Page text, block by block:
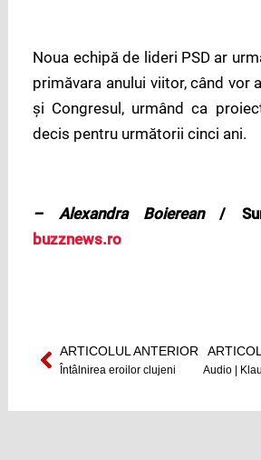
Noua echipă de lideri PSD ar
primăvara anului viitor, când vor
și Congresul, urmând ca
decis pentru următorii cinci ani.
– Alexandra Boierean/
buzznews.ro
Prev
ARTICOLUL ANTERIOR
Întâlnirea eroilor clujeni